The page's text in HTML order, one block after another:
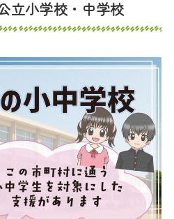
立小学校・中学校